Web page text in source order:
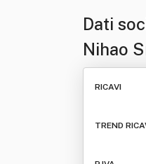
Dati
Nihao
RICAVI
TREND